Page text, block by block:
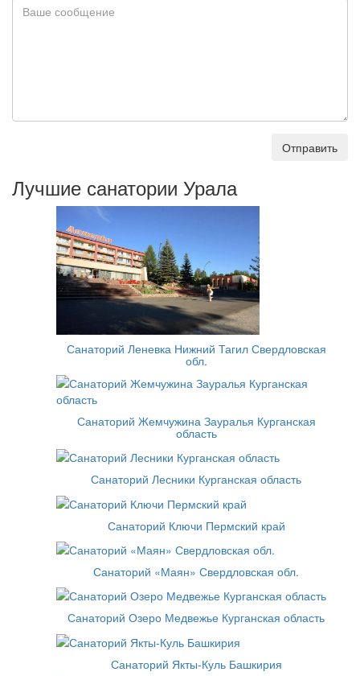
Отправить
Лучшие санатории Урала
Санаторий Леневка Нижний Тагил Свердловская
обл.
Санаторий Жемчужина Зауралья Курганская
область
Санаторий Лесники Курганская область
Санаторий Ключи Пермский край
Санаторий «Маян» Свердловская обл.
Санаторий Озеро Медвежье Курганская область
Санаторий Якты-Куль Башкирия